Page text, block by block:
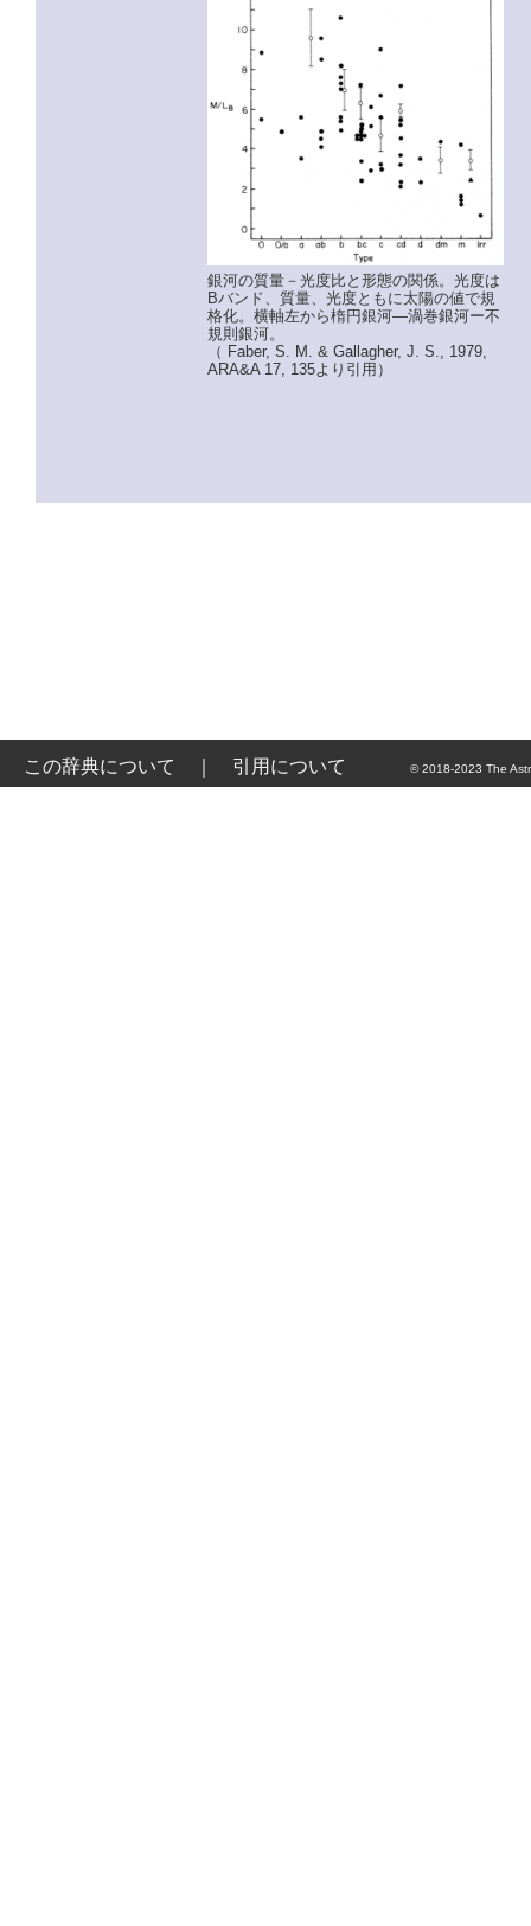
銀河の質量－光度比と形態の関係。光度は
Bバンド、質量、光度ともに太陽の値で規
格化。横軸左から楕円銀河―渦巻銀河ー不
規則銀河。
（ Faber, S. M. & Gallagher, J. S., 1979,
ARA&A 17, 135より引用）
この辞典について 引用について © 2018-2023 The